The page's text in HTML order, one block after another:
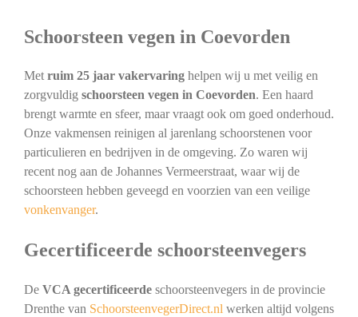
Schoorsteen vegen in Coevorden
Metruim 25 jaar vakervaringhelpen wij u met veilig en
zorgvuldig schoorsteen vegen in Coevorden. Een haard
brengt warmte en sfeer, maar vraagt ook om goed onderhoud.
Onze vakmensen reinigen al jarenlang schoorstenen voor
particulieren en bedrijven in de omgeving. Zo waren wij
recent nog aan de Johannes Vermeerstraat, waar wij de
schoorsteen hebben geveegd en voorzien van een veilige
vonkenvanger.
Gecertificeerde schoorsteenvegers
De VCA gecertificeerdeschoorsteenvegers in de provincie
Drenthe van SchoorsteenvegerDirect.nl werken altijd volgens